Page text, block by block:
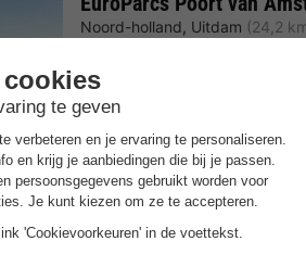
Noord-holland, Uitdam (24,2
Gratis Wifi punt Verwarmd
Ideaal uitgangspunt voor
Directe ligging aan het
Verwarmd binnenzwembad